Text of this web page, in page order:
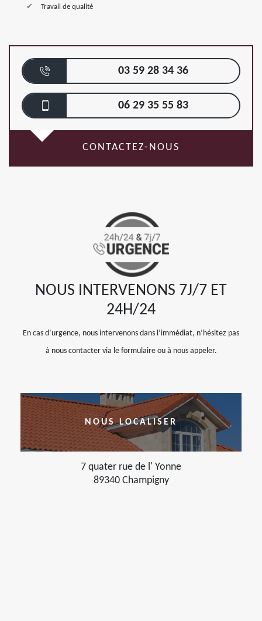
Travail de qualité
03 59 28 34 36
06 29 35 55 83
CONTACTEZ-NOUS
NOUS INTERVENONS 7J/7 ET
24H/24
En cas d’urgence, nous intervenons dans l’immédiat, n’hésitez pas
à nous contacter via le formulaire ou à nous appeler.
NOUS LOCALISER
7 quater rue de l' Yonne
89340 Champigny